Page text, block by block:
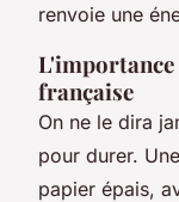
renvoie une
française
On ne le dira
pour durer.
papier épais,